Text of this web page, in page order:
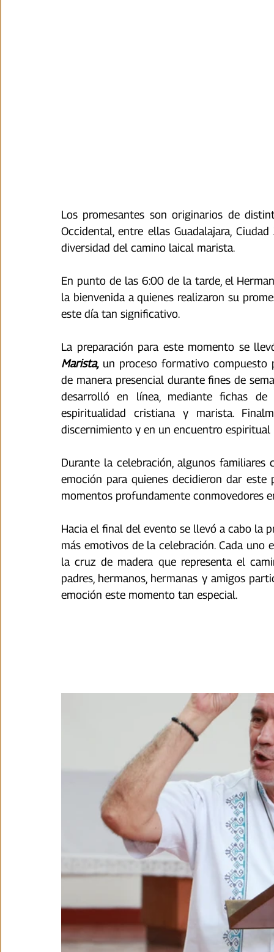
Los promesantes son originarios de
Occidental, entre ellas Guadalajara,
diversidad del camino laical marista.
En punto de las 6:00 de la tarde, el
la bienvenida a quienes realizaron su
este día tan significativo.
La preparación para este momento se
Marista, un proceso formativo compuesto
de manera presencial durante fines de
desarrolló en línea, mediante fichas de
espiritualidad cristiana y marista.
discernimiento y en un encuentro
Durante la celebración, algunos
emoción para quienes decidieron dar
momentos profundamente conmovedores
Hacia el final del evento se llevó a cabo la
más emotivos de la celebración. Cada uno
la cruz de madera que representa el
padres, hermanos, hermanas y amigos
emoción este momento tan especial.